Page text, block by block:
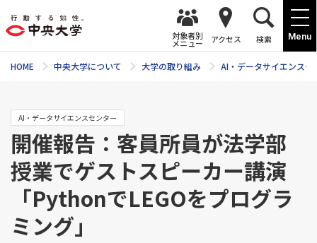
Menu
対象者別
メニュー アクセス 検索
HOME 中央大学について 大学の取り組み AI・データサイエンスセ
AI・データサイエンスセンター
開催報告：客員所員が法学部
授業でゲストスピーカー講演
「PythonでLEGOをプログラ
ミング」